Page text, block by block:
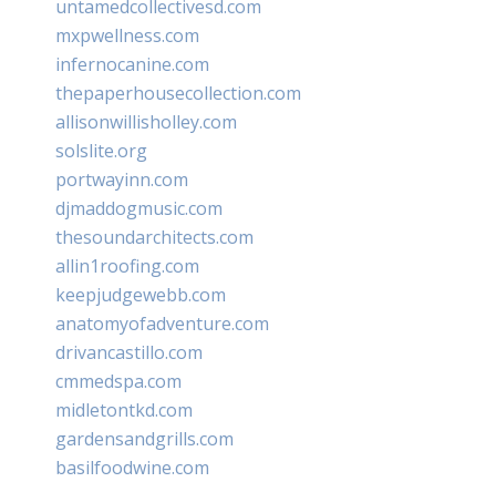
untamedcollectivesd.com
mxpwellness.com
infernocanine.com
thepaperhousecollection.com
allisonwillisholley.com
solslite.org
portwayinn.com
djmaddogmusic.com
thesoundarchitects.com
allin1roofing.com
keepjudgewebb.com
anatomyofadventure.com
drivancastillo.com
cmmedspa.com
midletontkd.com
gardensandgrills.com
basilfoodwine.com